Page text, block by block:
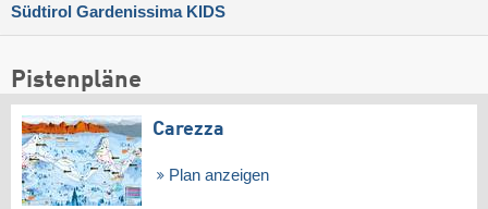
Südtirol Gardenissima KIDS
Pistenpläne
Carezza
Plan anzeigen